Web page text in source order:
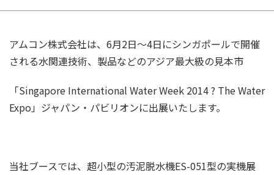
アムコン株式会社は、6月2日～4日にシンガポールで開催
される水関連技術、製品などのアジア最大級の見本市
「Singapore International Water Week 2014 ? The Water
Expo」ジャパン・パビリオンに出展いたします。
当社ブースでは、超小型の汚泥脱水機ES-051型の実機展